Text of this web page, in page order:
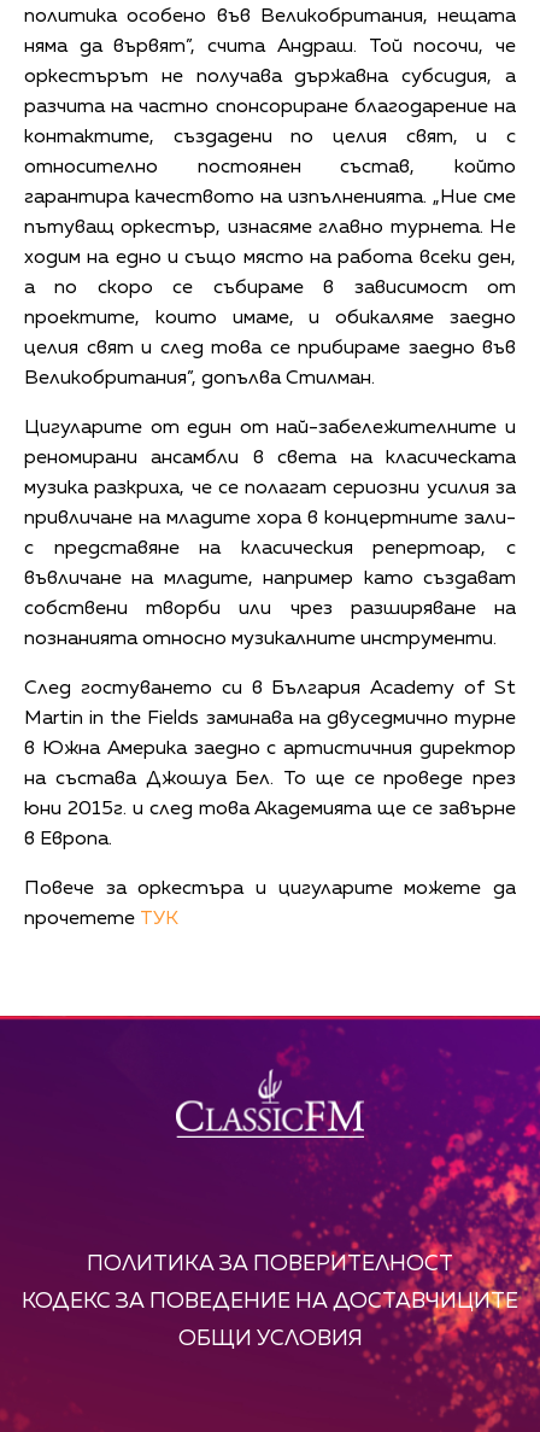
политика особено във Великобритания, нещата
няма да вървят”, счита Андраш. Той посочи, че
оркестърът не получава държавна субсидия, а
разчита на частно спонсориране благодарение на
контактите, създадени по целия свят, и с
относително постоянен състав, който
гарантира качеството на изпълненията. „Ние сме
пътуващ оркестър, изнасяме главно турнета. Не
ходим на едно и също място на работа всеки ден,
а по скоро се събираме в зависимост от
проектите, които имаме, и обикаляме заедно
целия свят и след това се прибираме заедно във
Великобритания”, допълва Стилман.
Цигуларите от един от най-забележителните и
реномирани ансамбли в света на класическата
музика разкриха, че се полагат сериозни усилия за
привличане на младите хора в концертните зали-
с представяне на класическия репертоар, с
въвличане на младите, например като създават
собствени творби или чрез разширяване на
познанията относно музикалните инструменти.
След гостуването си в България Academy of St
Martin in the Fields заминава на двуседмично турне
в Южна Америка заедно с артистичния директор
на състава Джошуа Бел. То ще се проведе през
юни 2015г. и след това Академията ще се завърне
в Европа.
Повече за оркестъра и цигуларите можете да
прочетете ТУК
ПОЛИТИКА ЗА ПОВЕРИТЕЛНОСТ
КОДЕКС ЗА ПОВЕДЕНИЕ НА ДОСТАВЧИЦИТЕ
ОБЩИ УСЛОВИЯ